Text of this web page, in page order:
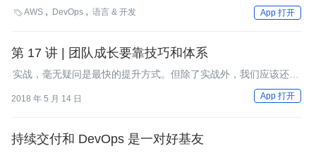
众介绍了他们推出的一个适用于多个自治团队，并具备审计合规性
的平台即服务（PaaS）产品，该产品是在Amazon Web
个工程性组织的发展，为了使开发工作做到同步扩张，关键在于实
（PaaS），以及审计和一个清晰的愿景。
AWS DevOps 语言 & 开发 App 打开
第 17 讲 | 团队成长要靠技巧和体系
实战，毫无疑问是最快的提升方式。但除了实战外，我们应该还有
2018 年 5 月 14 日 App 打开
持续交付和 DevOps 是一对好基友